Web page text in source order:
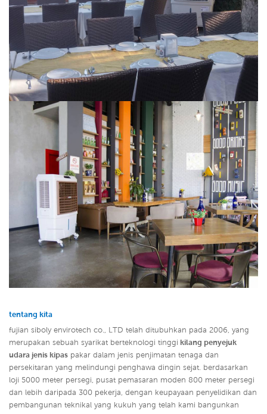
tentang kita
fujian siboly envirotech co., LTD telah ditubuhkan pada 2006, yang
merupakan sebuah syarikat berteknologi tinggi kilang penyejuk
udara jenis kipas pakar dalam jenis penjimatan tenaga dan
persekitaran yang melindungi penghawa dingin sejat. berdasarkan
loji 5000 meter persegi, pusat pemasaran moden 800 meter persegi
dan lebih daripada 300 pekerja, dengan keupayaan penyelidikan dan
pembangunan teknikal yang kukuh yang telah kami bangunkan